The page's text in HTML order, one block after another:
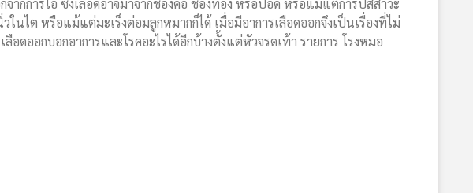
ในไต หรือแม้แต่มะเร็งต่อมลูกหมากก็ได้ เมื่อมีอาการเลือดออกจึงเป็นเรื่องที่ไม่
ออกบอกอาการและโรคอะไรได้อีกบ้างตั้งแต่หัวจรดเท้า รายการ โรงหมอ